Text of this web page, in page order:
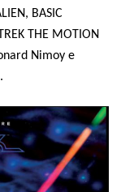
BASIC
THE MOTION
Nimoy e